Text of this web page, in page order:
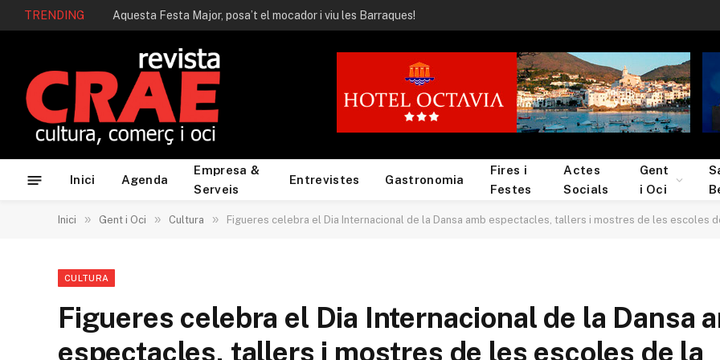
TRENDING Aquesta Festa Major, posa’t el mocador i viu les Barraques!
Inici Agenda
Empresa &
Serveis
Entrevistes Gastronomia
Fires i
Festes
Actes
Socials
Gent
i Oci
Inici » Gent i Oci » Cultura » Figueres celebra el Dia Internacional de la Dansa amb espectacles, tallers i mostres de les escoles
CULTURA
Figueres celebra el Dia Internacional de la Dansa
espectacles, tallers i mostres de les escoles de la